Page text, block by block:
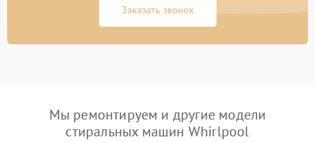
Заказать звонок
Мы ремонтируем и другие модели
стиральных машин Whirlpool